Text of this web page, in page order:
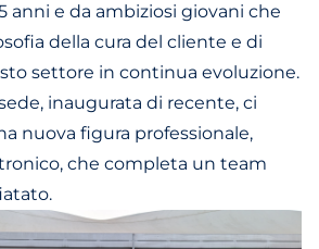
anni e da ambiziosi giovani che
della cura del cliente e di
settore in continua evoluzione.
inaugurata di recente, ci
nuova figura professionale,
che completa un team